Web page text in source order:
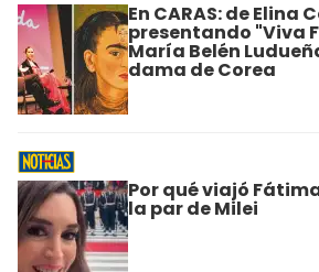
En CARAS: de Elina
presentando "Viva
María Belén
dama de Corea
Por qué viajó
la par de Milei